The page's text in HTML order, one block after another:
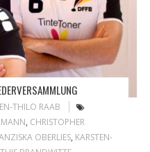
THILO RAAB
, CHRISTOPHER
OBERLIES, KARSTEN-